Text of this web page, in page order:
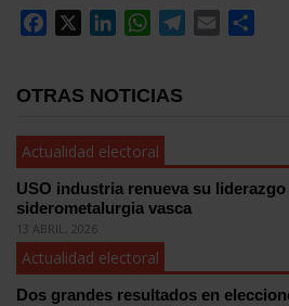
Facebook
LinkedInWhatsApp
Telegram
Email
OTRAS NOTICIAS
Actualidad electoral
USO industria renueva su
siderometalurgia vasca
13 ABRIL, 2026
Actualidad electoral
Dos grandes resultados en